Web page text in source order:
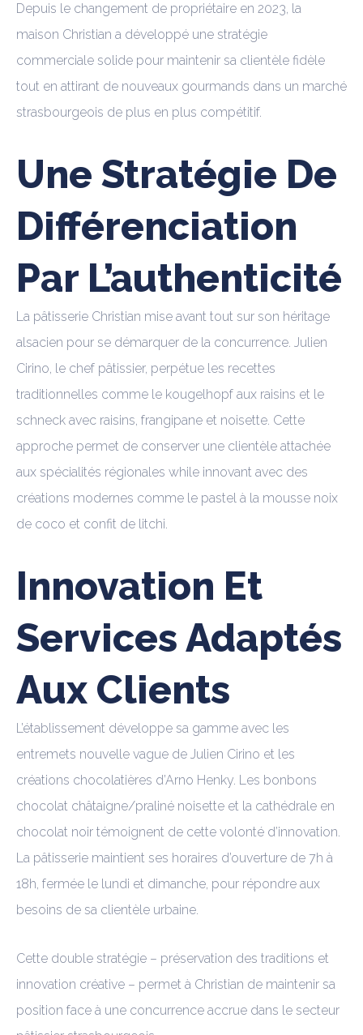
Depuis le changement de propriétaire en 2023, la
maison Christian a développé une stratégie
commerciale solide pour maintenir sa clientèle fidèle
tout en attirant de nouveaux gourmands dans un marché
strasbourgeois de plus en plus compétitif.
Une Stratégie De
Différenciation
Par L’authenticité
La pâtisserie Christian mise avant tout sur son héritage
alsacien pour se démarquer de la concurrence. Julien
Cirino, le chef pâtissier, perpétue les recettes
traditionnelles comme le kougelhopf aux raisins et le
schneck avec raisins, frangipane et noisette. Cette
approche permet de conserver une clientèle attachée
aux spécialités régionales while innovant avec des
créations modernes comme le pastel à la mousse noix
de coco et confit de litchi.
Innovation Et
Services Adaptés
Aux Clients
L’établissement développe sa gamme avec les
entremets nouvelle vague de Julien Cirino et les
créations chocolatières d’Arno Henky. Les bonbons
chocolat châtaigne/praliné noisette et la cathédrale en
chocolat noir témoignent de cette volonté d’innovation.
La pâtisserie maintient ses horaires d’ouverture de 7h à
18h, fermée le lundi et dimanche, pour répondre aux
besoins de sa clientèle urbaine.
Cette double stratégie – préservation des traditions et
innovation créative – permet à Christian de maintenir sa
position face à une concurrence accrue dans le secteur